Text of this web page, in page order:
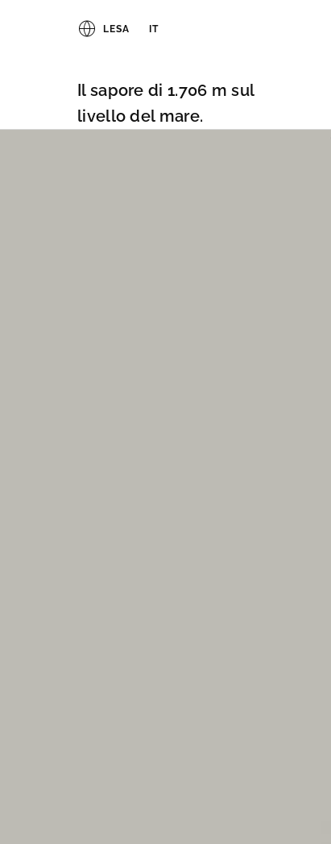
Il sapore di 1.706 m sul
livello del mare.
LESA IT